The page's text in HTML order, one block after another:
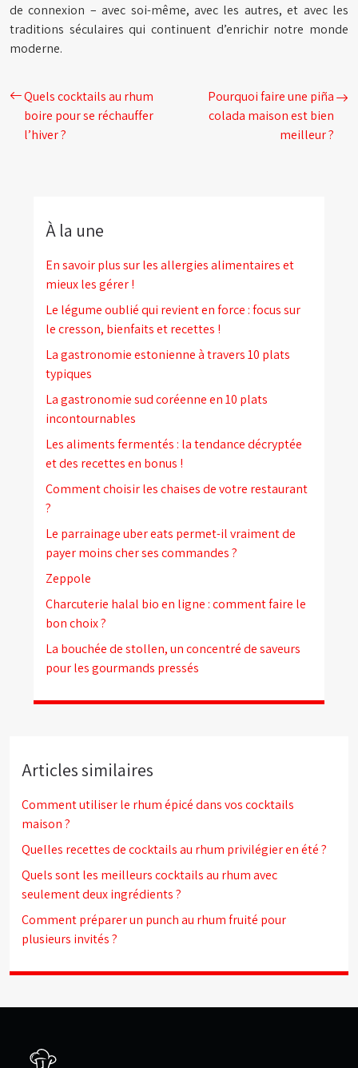
de connexion – avec soi-même, avec les autres, et avec les
traditions séculaires qui continuent d’enrichir notre monde
moderne.
Quels cocktails au rhum
boire pour se réchauffer
l’hiver ?
Pourquoi faire une piña
colada maison est bien
meilleur ?
À la une
En savoir plus sur les allergies alimentaires et
mieux les gérer !
Le légume oublié qui revient en force : focus sur
le cresson, bienfaits et recettes !
La gastronomie estonienne à travers 10 plats
typiques
La gastronomie sud coréenne en 10 plats
incontournables
Les aliments fermentés : la tendance décryptée
et des recettes en bonus !
Comment choisir les chaises de votre restaurant
?
Le parrainage uber eats permet-il vraiment de
payer moins cher ses commandes ?
Zeppole
Charcuterie halal bio en ligne : comment faire le
bon choix ?
La bouchée de stollen, un concentré de saveurs
pour les gourmands pressés
Articles similaires
Comment utiliser le rhum épicé dans vos cocktails
maison ?
Quelles recettes de cocktails au rhum privilégier en été ?
Quels sont les meilleurs cocktails au rhum avec
seulement deux ingrédients ?
Comment préparer un punch au rhum fruité pour
plusieurs invités ?